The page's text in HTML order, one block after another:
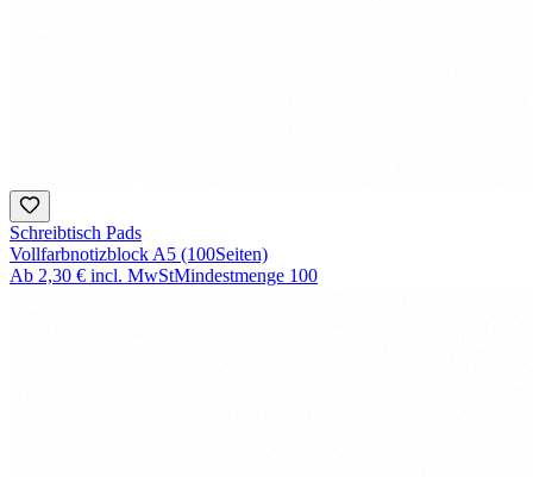
Schreibtisch Pads
Vollfarbnotizblock A5 (100Seiten)
Ab 2,30 € incl. MwStMindestmenge 100